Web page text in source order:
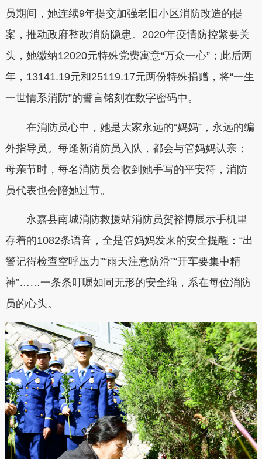
员期间，她连续9年提交加强老旧小区消防改造的提
案，推动政府整改消防隐患。2020年疫情防控紧要关
头，她缴纳12020元特殊党费寓意“万众一心”；此后两
年，13141.19元和25119.17元两份特殊捐赠，将“一生
一世情系消防”的誓言铭刻在数字密码中。
在消防员心中，她是大家永远的“妈妈”，永远的编
外指导员。每逢新消防员入队，都会与管妈妈认亲；
母亲节时，每名消防员会收到她手写的平安符，消防
员代表也会陪她过节。
永嘉县南城消防救援站消防员贺裕博展示手机里
存着的1082条语音，全是管妈妈发来的安全提醒：“出
警记得检查空呼压力”“雨天注意防滑”“开车要集中精
神”……一条条叮嘱如同无形的安全绳，系在每位消防
员的心头。